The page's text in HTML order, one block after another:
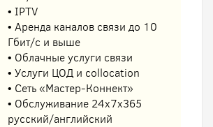
• IPTV
• Аренда каналов связи до 10
Гбит/с и выше
• Облачные услуги связи
• Услуги ЦОД и collocation
• Сеть «Мастер-Коннект»
• Обслуживание 24х7х365
русский/английский